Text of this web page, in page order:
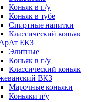
Коньяк в п/у
Коньяк в тубе
Спиртные напитки
Классический коньяк
ЕКЗ
Элитные
Коньяк в п/у
Классический коньяк
ВКЗ
Марочные коньяки
Коньяки п/у